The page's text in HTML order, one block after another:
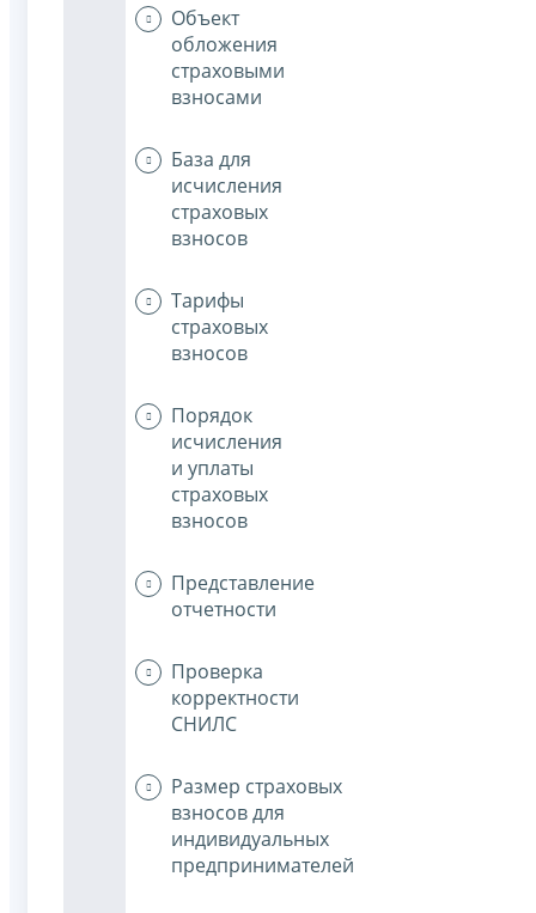
Объект
обложения
страховыми
взносами
База для
исчисления
страховых
взносов
Тарифы
страховых
взносов
Порядок
исчисления
и уплаты
страховых
взносов
Представление
отчетности
Проверка
корректности
СНИЛС
Размер страховых
взносов для
индивидуальных
предпринимателей